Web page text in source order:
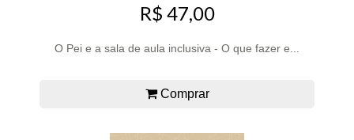
R$ 47,00
O Pei e a sala de aula inclusiva - O que fazer e...
Comprar